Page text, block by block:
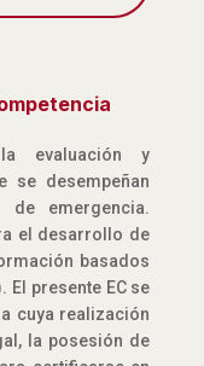
evaluación y
se desempeñan
emergencia.
el desarrollo de
basados
El presente EC se
cuya realización
la posesión de